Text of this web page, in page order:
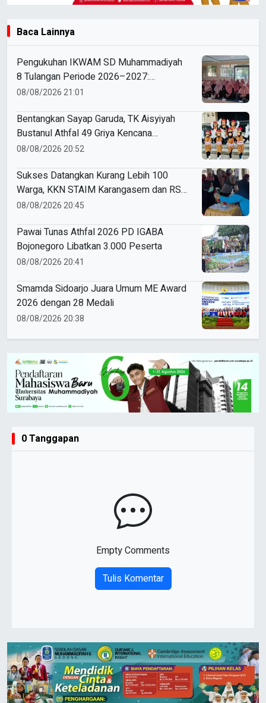
Baca Lainnya
Pengukuhan IKWAM SD Muhammadiyah
8 Tulangan Periode 2026–2027:
Bersinergi Mewujudkan Sekolah Hebat
08/08/2026 21:01
Bentangkan Sayap Garuda, TK Aisyiyah
Bustanul Athfal 49 Griya Kencana
Driyorejo Perdana Ikut Karnaval Budaya di
08/08/2026 20:52
Sukses Datangkan Kurang Lebih 100
Warga, KKN STAIM Karangasem dan RS
Arsy Gelar Cek Kesehatan Gratis di
08/08/2026 20:45
Pawai Tunas Athfal 2026 PD IGABA
Bojonegoro Libatkan 3.000 Peserta
08/08/2026 20:41
Smamda Sidoarjo Juara Umum ME Award
2026 dengan 28 Medali
08/08/2026 20:38
0 Tanggapan
Empty Comments
Tulis Komentar